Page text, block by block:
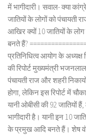
में भागीदारी। सवाल- क्या
जातियों के लोगों को पंचायती
आखिर क्यों 10 जातियों के
बनते हैं?
प्रतिनिधित्व आयोग के अध्यक्ष
की रिपोर्ट मुख्यमंत्री
पंचायती राज और शहरी
होगा, लेकिन इस रिपोर्ट में
यानी ओबीसी की 92 जातियों
भागीदारी है। यानी इन 10
के प्रमुख आदि बनते हैं। शेष